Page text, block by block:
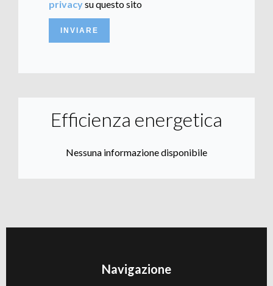
privacysu questo sito
INVIARE
Efficienza energetica
Nessuna informazione disponibile
Navigazione